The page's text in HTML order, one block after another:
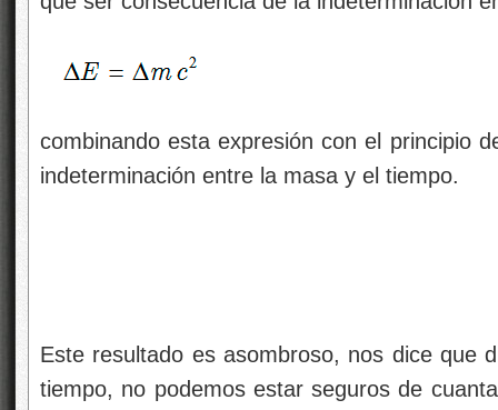
combinando esta expresión con el principio
indeterminación entre la masa y el tiempo.
Este resultado es asombroso, nos dice que
tiempo, no podemos estar seguros de